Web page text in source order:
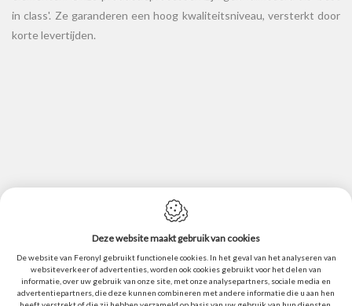
in class'. Ze garanderen een hoog kwaliteitsniveau, versterkt door
korte levertijden.
Cookie policy
Geheimhouding
Sitemap
Deze website maakt gebruik van cookies
De website van Feronyl gebruikt functionele cookies. In het geval van het analyseren van
websiteverkeer of advertenties, worden ook cookies gebruikt voor het delen van
informatie, over uw gebruik van onze site, met onze analysepartners, sociale media en
advertentiepartners, die deze kunnen combineren met andere informatie die u aan hen